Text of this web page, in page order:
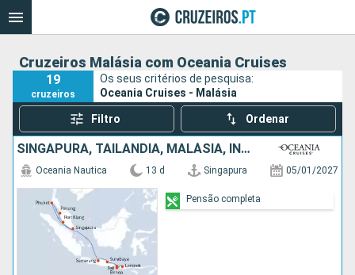
Cruzeiros Malásia com Oceania Cruises
19
cruzeiros
Os seus critérios de pesquisa:
Oceania Cruises - Malásia
Filtro Ordenar
SINGAPURA, TAILÂNDIA, MALÁSIA, INDONÉSIA
Oceania Nautica 13 d Singapura 05/01/2027
Pensão completa